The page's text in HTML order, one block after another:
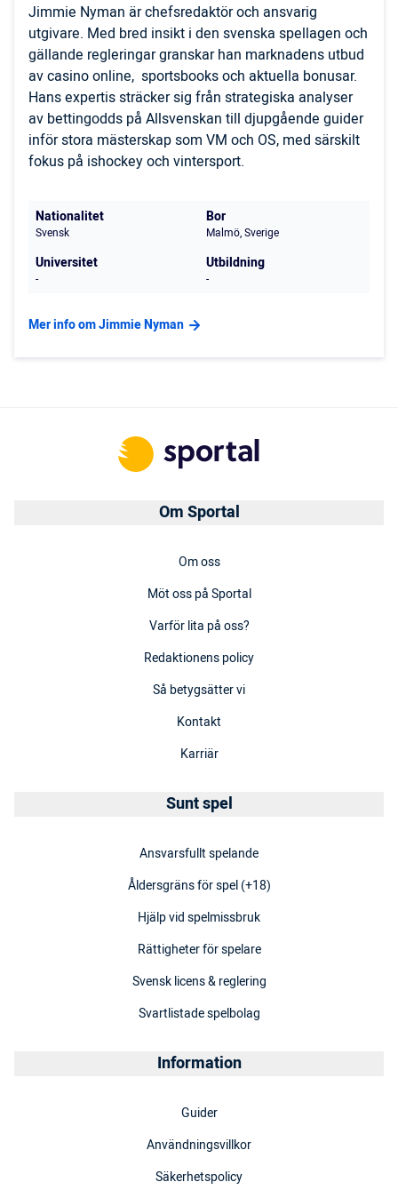
Jimmie Nyman är chefsredaktör och ansvarig
utgivare. Med bred insikt i den svenska spellagen och
gällande regleringar granskar han marknadens utbud
av casino online, sportsbooks och aktuella bonusar.
Hans expertis sträcker sig från strategiska analyser
av bettingodds på Allsvenskan till djupgående guider
inför stora mästerskap som VM och OS, med särskilt
fokus på ishockey och vintersport.
Nationalitet
Svensk
Bor
Malmö, Sverige
Universitet
-
Utbildning
-
Mer info om Jimmie Nyman
Om Sportal
Om oss
Möt oss på Sportal
Varför lita på oss?
Redaktionens policy
Så betygsätter vi
Kontakt
Karriär
Sunt spel
Ansvarsfullt spelande
Åldersgräns för spel (+18)
Hjälp vid spelmissbruk
Rättigheter för spelare
Svensk licens & reglering
Svartlistade spelbolag
Information
Guider
Användningsvillkor
Säkerhetspolicy